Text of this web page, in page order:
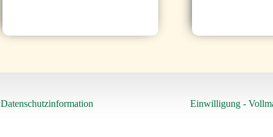
Datenschutzinformation Einwilligung -